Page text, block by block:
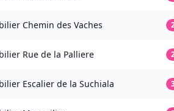
Chemin des Vaches
Rue de la Palliere
Escalier de la Suchiala